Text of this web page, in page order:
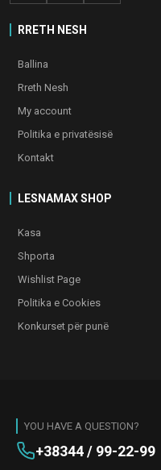
RRETH NESH
Ballina
Rreth Nesh
My account
Politika e privatësisë
Kontakt
LESNAMAX SHOP
Kasa
Shporta
Wishlist Page
Politika e Cookies
Konkurset për punë
YOU HAVE A QUESTION?
+38344 / 99-22-99